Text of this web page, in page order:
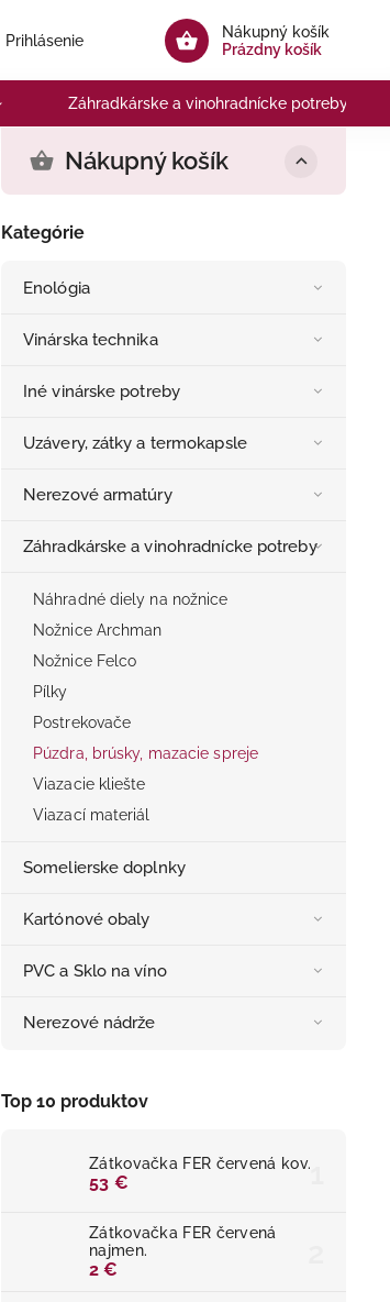
Nákupný košík
Prázdny košík
Prihlásenie
Záhradkárske a vinohradnícke potreby
Nákupný košík
Kategórie
Enológia
Vinárska technika
Iné vinárske potreby
Uzávery, zátky a termokapsle
Nerezové armatúry
Záhradkárske a vinohradnícke potreby
Náhradné diely na nožnice
Nožnice Archman
Nožnice Felco
Pílky
Postrekovače
Púzdra, brúsky, mazacie spreje
Viazacie kliešte
Viazací materiál
Somelierske doplnky
Kartónové obaly
PVC a Sklo na víno
Nerezové nádrže
Top 10 produktov
Zátkovačka FER červená kov.
53 €
Zátkovačka FER červená
najmen.
2 €